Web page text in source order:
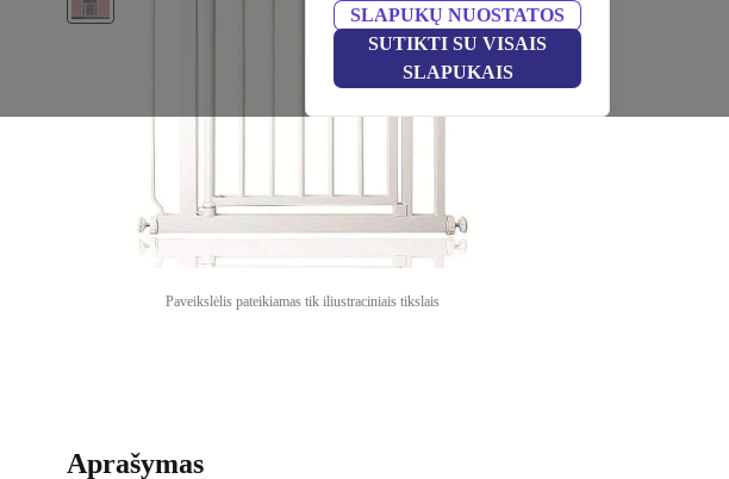
SLAPUKŲ NUOSTATOS
SUTIKTI SU VISAIS
SLAPUKAIS
Paveikslėlis pateikiamas tik iliustraciniais tikslais
Aprašymas